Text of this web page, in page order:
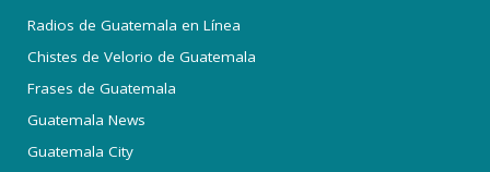
Radios de Guatemala en Línea
Chistes de Velorio de Guatemala
Frases de Guatemala
Guatemala News
Guatemala City